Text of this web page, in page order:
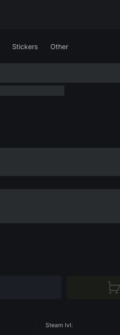
Stickers Other
Steam lvl: